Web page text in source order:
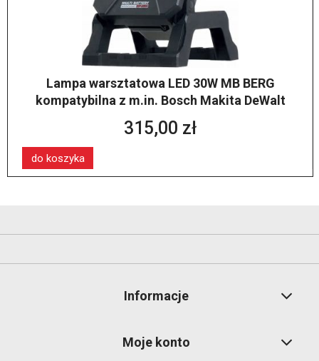
Lampa warsztatowa LED 30W MB BERG
kompatybilna z m.in. Bosch Makita DeWalt
315,00 zł
do koszyka
Informacje
Moje konto